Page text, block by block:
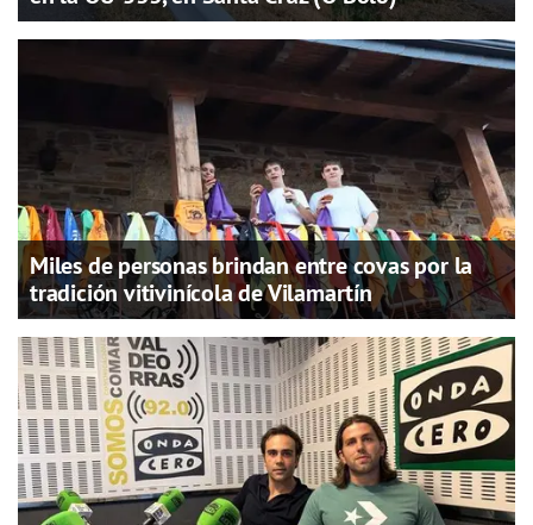
Miles de personas brindan entre covas por la
tradición vitivinícola de Vilamartín